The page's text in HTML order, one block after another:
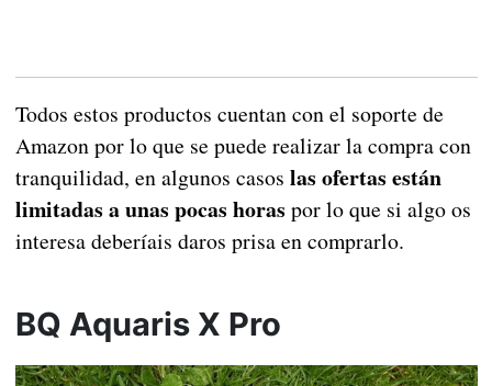
Todos estos productos cuentan con el soporte de
Amazon por lo que se puede realizar la compra con
tranquilidad, en algunos casos las ofertas están
limitadas a unas pocas horas por lo que si algo os
interesa deberíais daros prisa en comprarlo.
BQ Aquaris X Pro